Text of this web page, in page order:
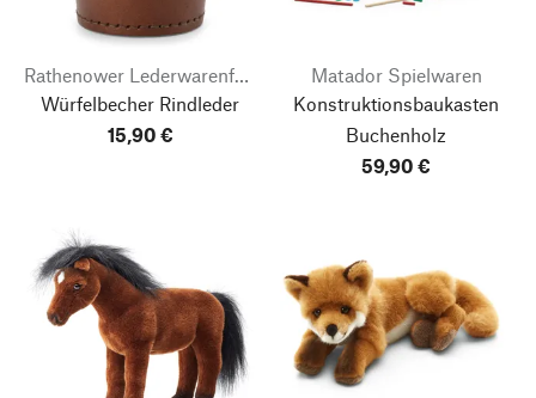
Rathenower Lederwarenfabrik
Würfelbecher Rindleder
15,90 €
Matador Spielwaren
Konstruktionsbaukasten
Buchenholz
59,90 €